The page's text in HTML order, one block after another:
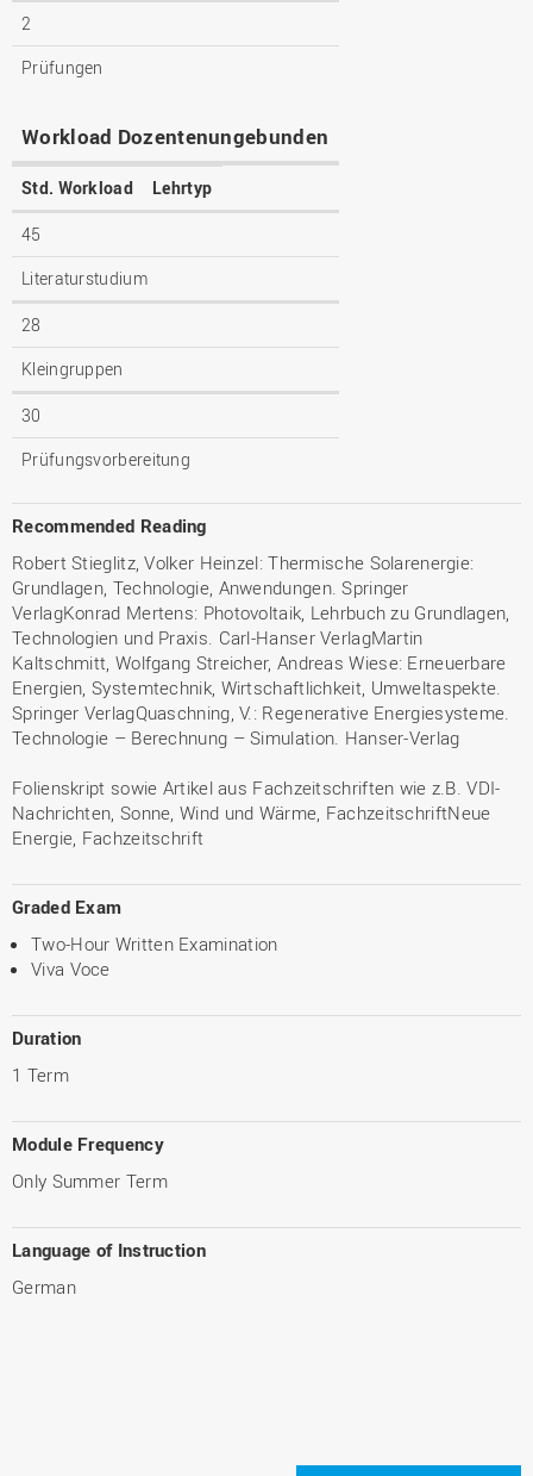
2
Prüfungen
Workload Dozentenungebunden
Std. Workload Lehrtyp
45
Literaturstudium
28
Kleingruppen
30
Prüfungsvorbereitung
Recommended Reading
Robert Stieglitz, Volker Heinzel: Thermische Solarenergie:
Grundlagen, Technologie, Anwendungen. Springer
VerlagKonrad Mertens: Photovoltaik, Lehrbuch zu Grundlagen,
Technologien und Praxis. Carl-Hanser VerlagMartin
Kaltschmitt, Wolfgang Streicher, Andreas Wiese: Erneuerbare
Energien, Systemtechnik, Wirtschaftlichkeit, Umweltaspekte.
Springer VerlagQuaschning, V.: Regenerative Energiesysteme.
Technologie – Berechnung – Simulation. Hanser-Verlag
Folienskript sowie Artikel aus Fachzeitschriften wie z.B. VDI-
Nachrichten, Sonne, Wind und Wärme, FachzeitschriftNeue
Energie, Fachzeitschrift
Graded Exam
Two-Hour Written Examination
Viva Voce
Duration
1 Term
Module Frequency
Only Summer Term
Language of Instruction
German